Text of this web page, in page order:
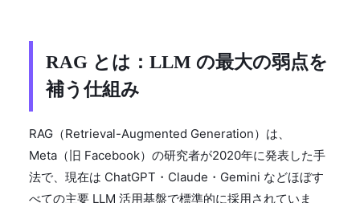
RAG とは：LLM の最大の弱点を
補う仕組み
RAG（Retrieval-Augmented Generation）は、
Meta（旧 Facebook）の研究者が2020年に発表した手
法で、現在は ChatGPT・Claude・Gemini などほぼす
べての主要 LLM 活用基盤で標準的に採用されていま